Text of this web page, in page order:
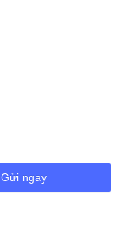
Gửi ngay